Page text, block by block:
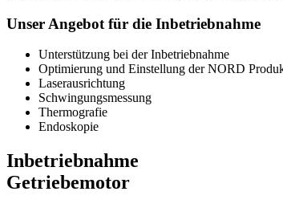
Unser Angebot für die Inbetriebnahme
Unterstützung bei der Inbetriebnahme
Optimierung und Einstellung der NORD
Laserausrichtung
Schwingungsmessung
Thermografie
Endoskopie
Inbetriebnahme
Getriebemotor